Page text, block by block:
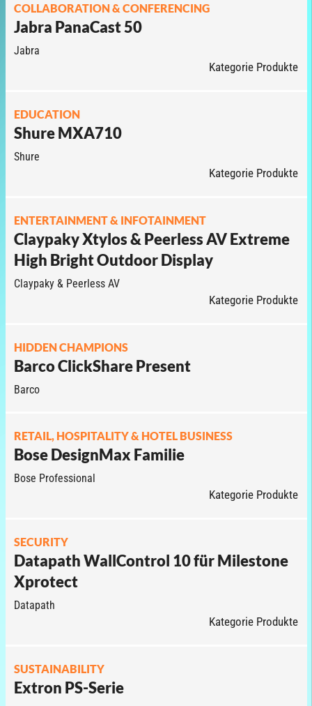
COLLABORATION & CONFERENCING
Jabra PanaCast 50
Jabra
Kategorie Produkte
EDUCATION
Shure MXA710
Shure
Kategorie Produkte
ENTERTAINMENT & INFOTAINMENT
Claypaky Xtylos & Peerless AV Extreme
High Bright Outdoor Display
Claypaky & Peerless AV
Kategorie Produkte
HIDDEN CHAMPIONS
Barco ClickShare Present
Barco
RETAIL, HOSPITALITY & HOTEL BUSINESS
Bose DesignMax Familie
Bose Professional
Kategorie Produkte
SECURITY
Datapath WallControl 10 für Milestone
Xprotect
Datapath
Kategorie Produkte
SUSTAINABILITY
Extron PS-Serie